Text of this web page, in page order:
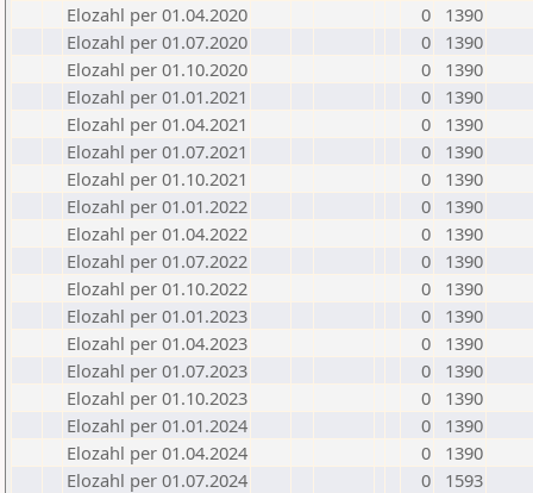
Elozahl per 01.04.2020
0
1390
Elozahl per 01.07.2020
0
1390
Elozahl per 01.10.2020
0
1390
Elozahl per 01.01.2021
0
1390
Elozahl per 01.04.2021
0
1390
Elozahl per 01.07.2021
0
1390
Elozahl per 01.10.2021
0
1390
Elozahl per 01.01.2022
0
1390
Elozahl per 01.04.2022
0
1390
Elozahl per 01.07.2022
0
1390
Elozahl per 01.10.2022
0
1390
Elozahl per 01.01.2023
0
1390
Elozahl per 01.04.2023
0
1390
Elozahl per 01.07.2023
0
1390
Elozahl per 01.10.2023
0
1390
Elozahl per 01.01.2024
0
1390
Elozahl per 01.04.2024
0
1390
Elozahl per 01.07.2024
0
1593